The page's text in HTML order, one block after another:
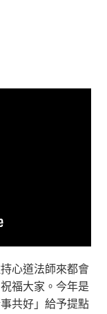
心道法師來都會
福大家。今年是
共好」給予提點